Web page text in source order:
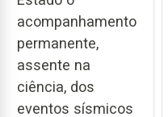
acompanhamento
permanente,
assente na
ciência, dos
eventos sísmicos